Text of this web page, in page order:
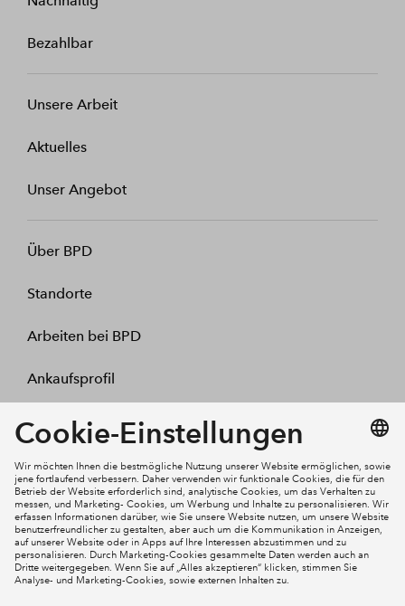
Bezahlbar
Unsere Arbeit
Aktuelles
Unser Angebot
Über BPD
Standorte
Arbeiten bei BPD
Ankaufsprofil
Kontakt
Mein Konto
Social Media